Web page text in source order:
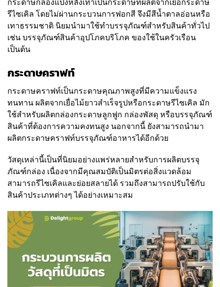
กระดาษกล่องแป้งหลังเทาเป็นกระดาษที่ผลิตจากเยื่อกระดาษ
รีไซเคิล โดยไม่ผ่านกระบวนการฟอกสี จึงมีสีน้ำตาลอ่อนหรือ
เทาธรรมชาติ นิยมนำมาใช้ทำบรรจุภัณฑ์สำหรับสินค้าทั่วไป
เช่น บรรจุภัณฑ์สินค้าอุปโภคบริโภค ของใช้ในครัวเรือน
เป็นต้น
กระดาษคราฟท์
กระดาษคราฟท์เป็นกระดาษคุณภาพสูงที่มีความแข็งแรง
ทนทาน ผลิตจากเยื่อไม้ยาวสำเร็จรูปหรือกระดาษรีไซเคิล มัก
ใช้สำหรับผลิตกล่องกระดาษลูกฟูก กล่องพัสดุ หรือบรรจุภัณฑ์
สินค้าที่ต้องการความคงทนสูง นอกจากนี้ ยังสามารถนำมา
ผลิตกระดาษคราฟท์บรรจุภัณฑ์อาหารได้อีกด้วย
วัสดุเหล่านี้เป็นที่นิยมอย่างแพร่หลายสำหรับการผลิตบรรจุ
ภัณฑ์กล่อง เนื่องจากมีคุณสมบัติเป็นมิตรต่อสิ่งแวดล้อม
สามารถรีไซเคิลและย่อยสลายได้ รวมถึงสามารถปรับใช้กับ
สินค้าประเภทต่างๆ ได้อย่างเหมาะสม